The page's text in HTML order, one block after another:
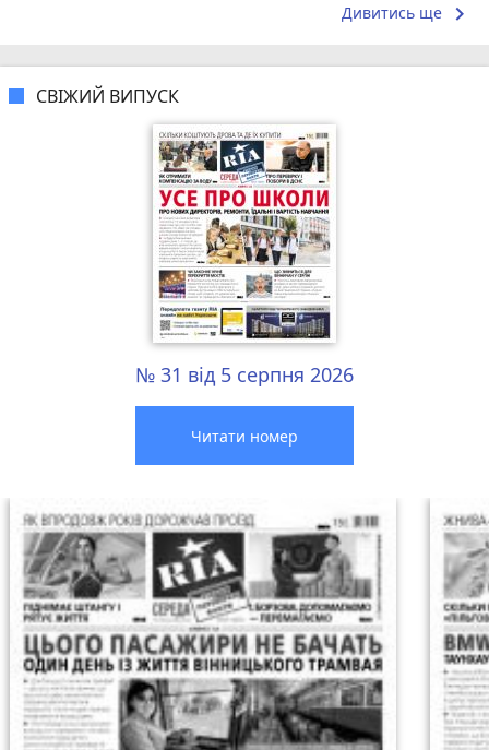
Дивитись ще keyboard_arrow_right
СВІЖИЙ ВИПУСК
№ 31 від 5 серпня 2026
Читати номер